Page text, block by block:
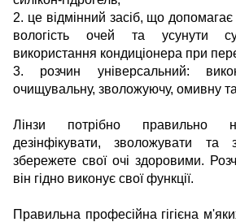
2. це відмінний засіб, що
вологість очей та усунути
використання кондиціонера при
3. розчин універсальний:
очищувальну, зволожуючу, омивну
Лінзи потрібно правильно
дезінфікувати, зволожувати та
збережете свої очі здоровими.
він гідно виконує свої функції.
Правильна професійна гігієна